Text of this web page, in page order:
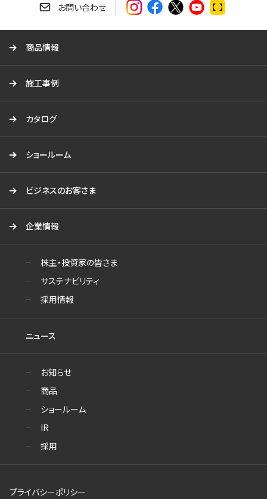
お問い合わせ
商品情報
施工事例
カタログ
ショールーム
ビジネスのお客さま
企業情報
株主・投資家の皆さま
サステナビリティ
採用情報
ニュース
お知らせ
商品
ショールーム
IR
採用
プライバシーポリシー